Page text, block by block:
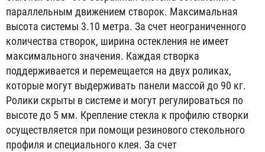
параллельным движением створок. Максимальная
высота системы 3.10 метра. За счет неограниченного
количества створок, ширина остекления не имеет
максимального значения. Каждая створка
поддерживается и перемещается на двух роликах,
которые могут выдерживать панели массой до 90 кг.
Ролики скрыты в системе и могут регулироваться по
высоте до 5 мм. Крепление стекла к профилю створки
осуществляется при помощи резинового стекольного
профиля и специального клея. За счет